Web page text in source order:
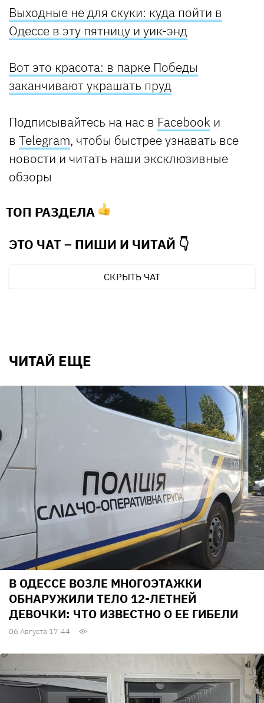
Выходные не для скуки: куда пойти в
Одессе в эту пятницу и уик-энд
Вот это красота: в парке Победы
заканчивают украшать пруд
Подписывайтесь на нас в Facebook и
в Telegram, чтобы быстрее узнавать все
новости и читать наши эксклюзивные
обзоры
ТОП РАЗДЕЛА
ЭТО ЧАТ – ПИШИ И ЧИТАЙ 👇
СКРЫТЬ ЧАТ
ЧИТАЙ ЕЩЕ
В ОДЕССЕ ВОЗЛЕ МНОГОЭТАЖКИ
ОБНАРУЖИЛИ ТЕЛО 12-ЛЕТНЕЙ
ДЕВОЧКИ: ЧТО ИЗВЕСТНО О ЕЕ ГИБЕЛИ
06 Августа 17:44